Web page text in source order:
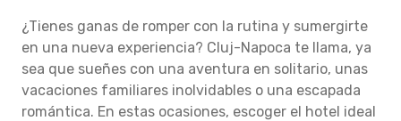
¿Tienes ganas de romper con la rutina y sumergirte
en una nueva experiencia? Cluj-Napoca te llama, ya
sea que sueñes con una aventura en solitario, unas
vacaciones familiares inolvidables o una escapada
romántica. En estas ocasiones, escoger el hotel ideal